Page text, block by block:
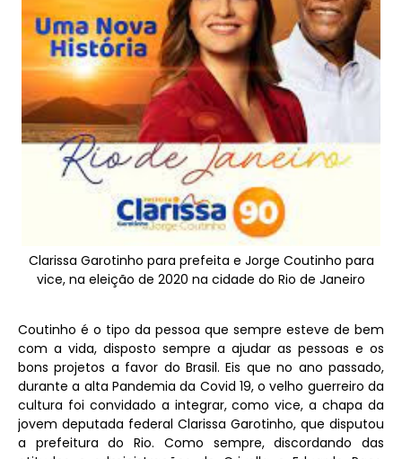
Clarissa Garotinho para prefeita e Jorge Coutinho para
vice, na eleição de 2020 na cidade do Rio de Janeiro
Coutinho é o tipo da pessoa que sempre esteve de bem
com a vida, disposto sempre a ajudar as pessoas e os
bons projetos a favor do Brasil. Eis que no ano passado,
durante a alta Pandemia da Covid 19, o velho guerreiro da
cultura foi convidado a integrar, como vice, a chapa da
jovem deputada federal Clarissa Garotinho, que disputou
a prefeitura do Rio. Como sempre, discordando das